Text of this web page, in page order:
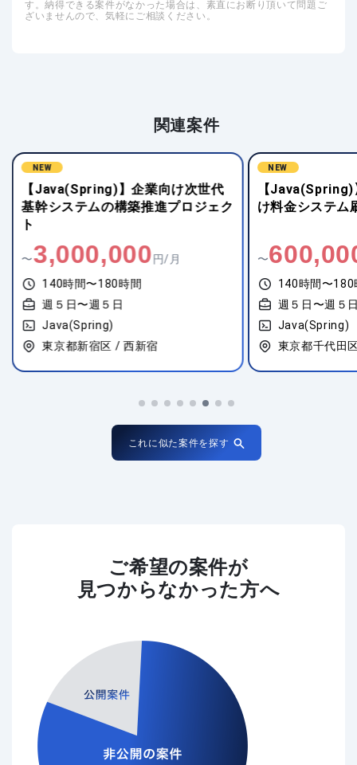
す。納得できる案件がなかった場合は、素直にお断り頂いて問題ご
ざいませんので、気軽にご相談ください。
関連案件
NEW
【Java(Spring)】企業向け次世代
基幹システムの構築推進プロジェク
ト
〜3,000,000 円/月
140時間〜180時間
週５日〜週５日
Java(Spring)
東京都新宿区 / 西新宿
NEW
【
け料金システム
〜
140時間〜180
週５日〜週５
Java(Spring)
東京都千代田
これに似た案件を探す
ご希望の案件が
見つからなかった方へ